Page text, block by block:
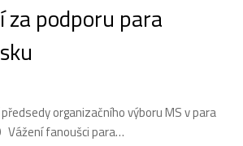
za podporu para
organizačního výboru MS v para
Vážení fanoušci para…